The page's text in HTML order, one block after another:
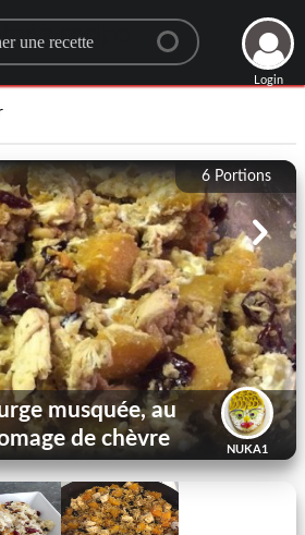
a recipe
Login
6 Portions
NUKA1
musquée, au
de chèvre